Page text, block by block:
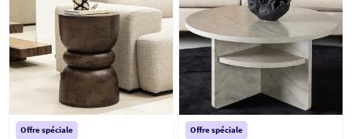
Offre spéciale Offre spéciale